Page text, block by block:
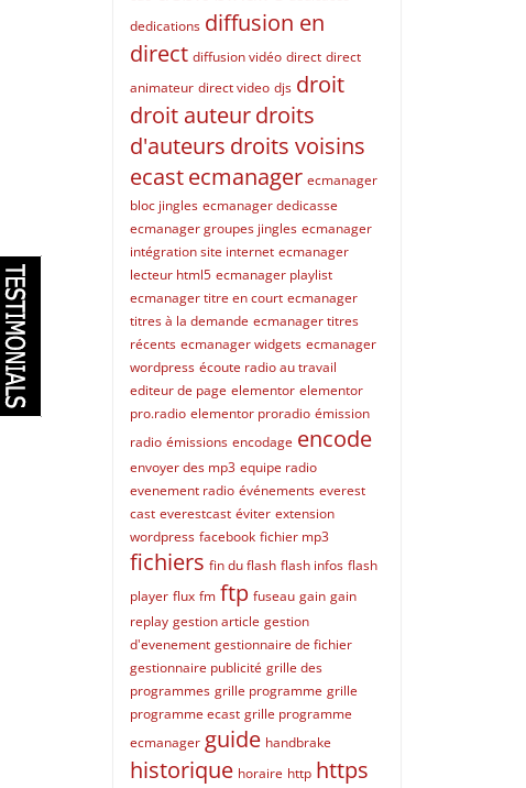
dedications diffusion en
direct diffusion vidéo direct direct
animateur direct video djs droit
droit auteurdroits
d'auteurs droits voisins
ecastecmanager ecmanager
bloc jingles ecmanager dedicasse
ecmanager groupes jingles ecmanager
intégration site internet ecmanager
lecteur html5 ecmanager playlist
ecmanager titre en court ecmanager
titres à la demande ecmanager titres
récents ecmanager widgets ecmanager
wordpress écoute radio au travail
editeur de page elementor elementor
pro.radio elementor proradio émission
radio émissions encodage encode
envoyer des mp3 equipe radio
evenement radio événements everest
cast everestcast éviter extension
wordpress facebook fichier mp3
fichiers fin du flash flash infos flash
player flux fm ftp fuseau gain gain
replay gestion article gestion
d'evenement gestionnaire de fichier
gestionnaire publicité grille des
programmes grille programme grille
programme ecast grille programme
ecmanager guide handbrake
historique horaire http https